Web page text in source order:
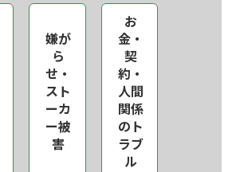
嫌が
ら
せ・
スト
ーカ
ー被
害
お
金・
契
約・
人間
関係
のト
ラブ
ル